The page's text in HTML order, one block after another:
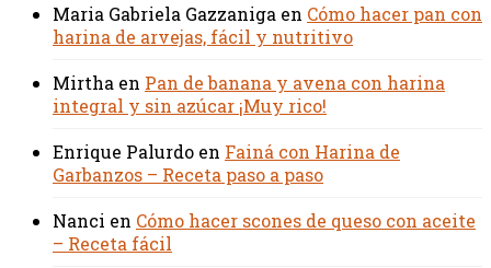
Maria Gabriela Gazzaniga en Cómo hacer pan con
harina de arvejas, fácil y nutritivo
Mirtha en Pan de banana y avena con harina
integral y sin azúcar ¡Muy rico!
Enrique Palurdo en Fainá con Harina de
Garbanzos – Receta paso a paso
Nanci en Cómo hacer scones de queso con aceite
– Receta fácil